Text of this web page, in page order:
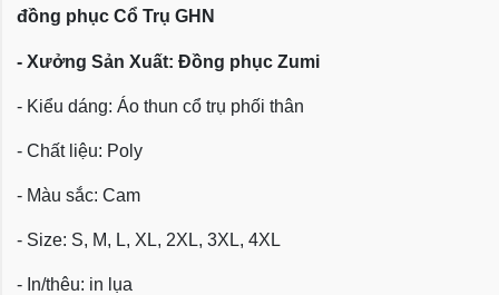
đồng phục Cổ Trụ GHN
- Xưởng Sản Xuất: Đồng phục Zumi
- Kiểu dáng: Áo thun cổ trụ phối thân
- Chất liệu: Poly
- Màu sắc: Cam
- Size: S, M, L, XL, 2XL, 3XL, 4XL
- In/thêu: in lụa